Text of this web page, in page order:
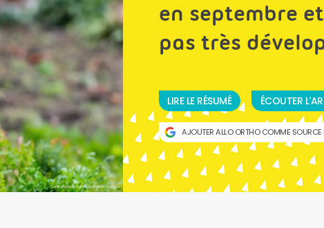
Crédit photo by Natalia Shmatova in Istock
en septembre
pas très
LIRE LE RÉSUMÉ ÉCOUTER
AJOUTER ALLO ORTHO COMME SOURCE